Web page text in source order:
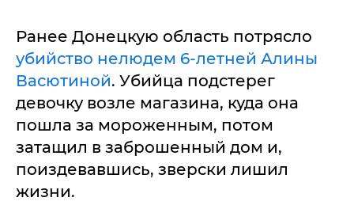
Ранее Донецкую область потрясло
убийство нелюдем 6-летней Алины
Васютиной. Убийца подстерег
девочку возле магазина, куда она
пошла за мороженным, потом
затащил в заброшенный дом и,
поиздевавшись, зверски лишил
жизни.